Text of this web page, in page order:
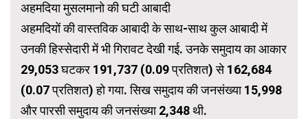
अहमदिया मुसलमानो की घटी आबादी
अहमदियों की वास्तविक आबादी के साथ-साथ कुल आबादी में
उनकी हिस्सेदारी में भी गिरावट देखी गई. उनके समुदाय का आकार
29,053 घटकर 191,737 (0.09 प्रतिशत) से 162,684
(0.07 प्रतिशत) हो गया. सिख समुदाय की जनसंख्या 15,998
और पारसी समुदाय की जनसंख्या 2,348 थी.